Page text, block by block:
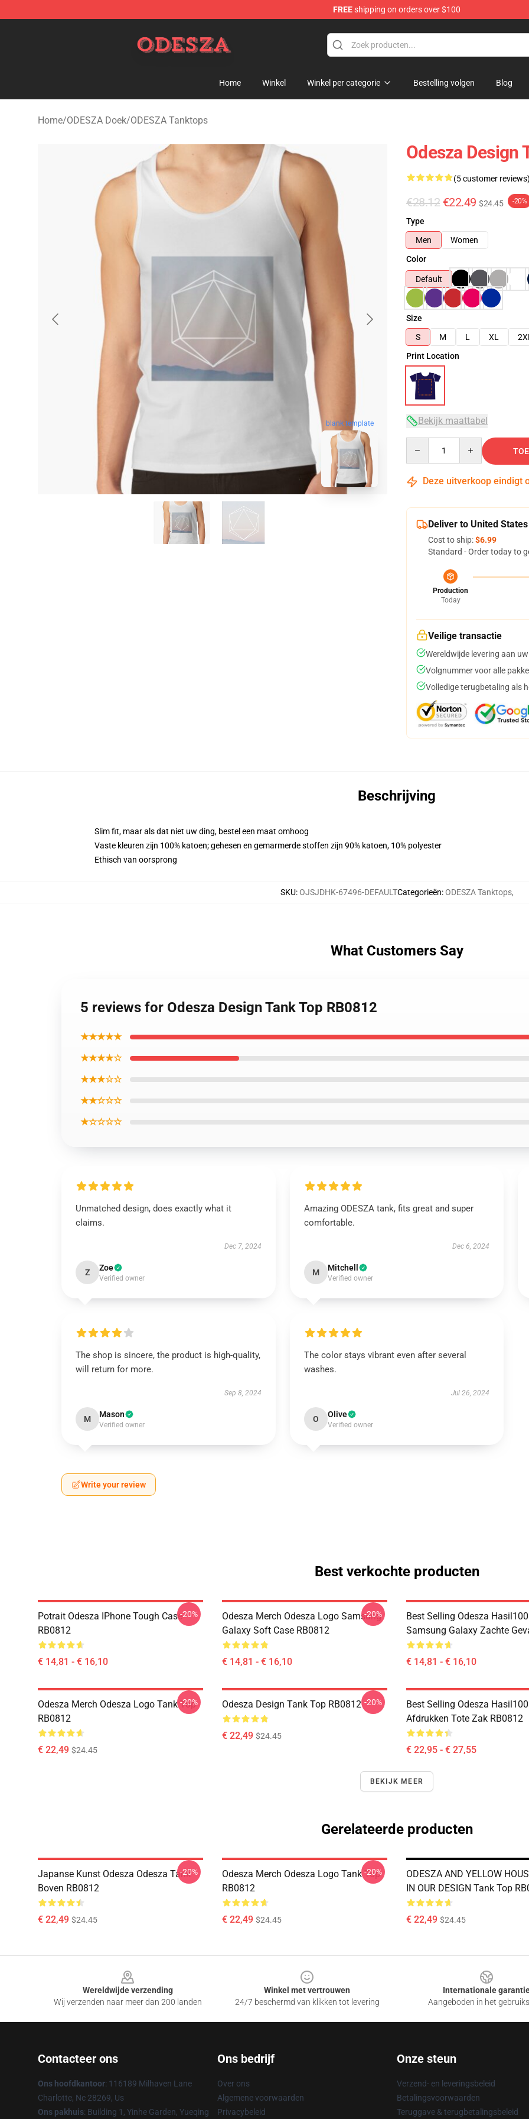
FREEshipping on orders over $100
Home Winkel Winkel per categorie Bestelling volgen Blog
Home/ODESZA Doek/ODESZA Tanktops
blank template
Odesza Design
(5 customer reviews)
€28.12 €22.49 $24.45 -20%
Type
Men
Women
Color
Default
Size
S
M L XL 2XL
Print Location
Bekijk maattabel
Deze uitverkoop eindigt
Deliver to United States
Cost to ship:$6.99
Standard - Order today to
Production
Today
Veilige transactie
Wereldwijde levering aan
Volgnummer voor alle
Volledige terugbetaling als
Beschrijving
Slim fit, maar als dat niet uw ding, bestel een maat omhoog
Vaste kleuren zijn 100% katoen; gehesen en gemarmerde stoffen zijn 90% katoen, 10% polyester
Ethisch van oorsprong
SKU:OJSJDHK-67496-DEFAULTCategorieën:ODESZA Tanktops,
What Customers Say
5 reviews for Odesza Design Tank Top RB0812
★★★★★
★★★★☆
★★★☆☆
★★☆☆☆
★☆☆☆☆
Unmatched design, does exactly what it
claims.
Dec 7, 2024
Z Zoe
Verified owner
Amazing ODESZA tank, fits great and super
comfortable.
Dec 6, 2024
M Mitchell
Verified owner
The shop is sincere, the product is high-quality,
will return for more.
Sep 8, 2024
M Mason
Verified owner
The color stays vibrant even after several
washes.
Jul 26, 2024
O Olive
Verified owner
Write your review
Best verkochte producten
Potrait Odesza IPhone Tough Case
RB0812
€ 14,81 - € 16,10
-20%
Odesza Merch Odesza Logo Samsung
Galaxy Soft Case RB0812
€ 14,81 - € 16,10
-20%
Best Selling Odesza
Samsung Galaxy Zachte
€ 14,81 - € 16,10
Odesza Merch Odesza Logo Tank Top
RB0812
€ 22,49 $24.45
-20% Odesza Design Tank Top RB0812
€ 22,49 $24.45
-20%
Best Selling Odesza
Afdrukken Tote Zak RB0812
€ 22,95 - € 27,55
BEKIJK MEER
Gerelateerde producten
Japanse Kunst Odesza Odesza Tank
Boven RB0812
€ 22,49 $24.45
-20%
Odesza Merch Odesza Logo Tank Top
RB0812
€ 22,49 $24.45
-20%
ODESZA AND YELLOW
IN OUR DESIGN Tank Top
€ 22,49 $24.45
Wereldwijde verzending
Wij verzenden naar meer dan 200 landen
Winkel met vertrouwen
24/7 beschermd van klikken tot levering
Internationale
Aangeboden in het
Contacteer ons
Ons hoofdkantoor: 116189 Milhaven Lane
Charlotte, Nc 28269, Us
Ons pakhuis: Building 1, Yinhe Garden, Yueqing
Ons bedrijf
Over ons
Algemene voorwaarden
Privacybeleid
Onze steun
Verzend- en leveringsbeleid
Betalingsvoorwaarden
Teruggave & terugbetalingsbeleid